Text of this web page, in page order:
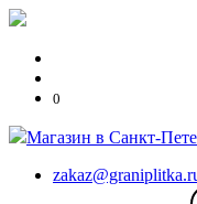
0
Магазин в Санкт-